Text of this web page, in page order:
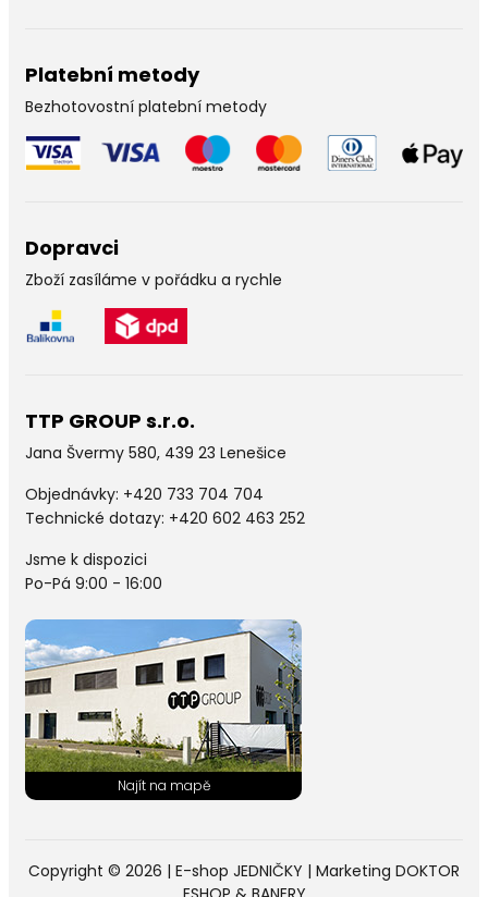
Platební metody
Bezhotovostní platební metody
Dopravci
Zboží zasíláme v pořádku a rychle
TTP GROUP s.r.o.
Jana Švermy 580, 439 23 Lenešice
Objednávky: +420 733 704 704
Technické dotazy: +420 602 463 252
Jsme k dispozici
Po-Pá 9:00 - 16:00
Copyright © 2026 | E-shop JEDNIČKY | Marketing DOKTOR